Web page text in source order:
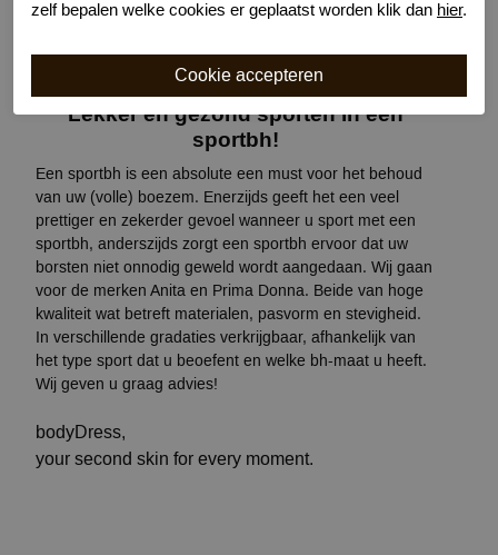
Lekker en gezond sporten in een
sportbh!
Een sportbh is een absolute een must voor het behoud
van uw (volle) boezem. Enerzijds geeft het een veel
prettiger en zekerder gevoel wanneer u sport met een
sportbh, anderszijds zorgt een sportbh ervoor dat uw
borsten niet onnodig geweld wordt aangedaan. Wij gaan
voor de merken Anita en Prima Donna. Beide van hoge
kwaliteit wat betreft materialen, pasvorm en stevigheid.
In verschillende gradaties verkrijgbaar, afhankelijk van
het type sport dat u beoefent en welke bh-maat u heeft.
Wij geven u graag advies!
bodyDress,
your second skin for every moment.
zelf bepalen welke cookies er geplaatst worden klik dan hier.